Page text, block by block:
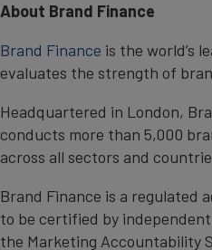
About Brand Finance
Brand Finance is the world’s
evaluates the strength of
Headquartered in London,
conducts more than 5,000
across all sectors and
Brand Finance is a regulated
to be certified by
the Marketing Accountability